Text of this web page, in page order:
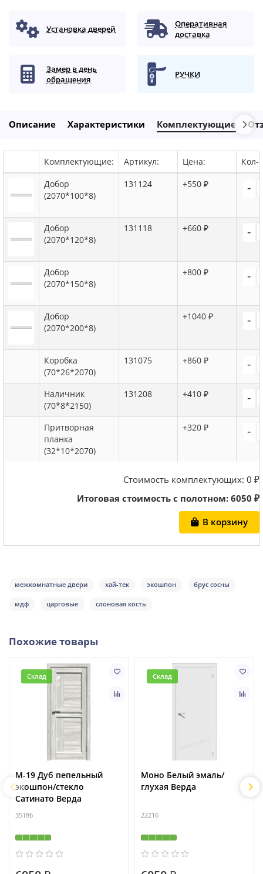
Установка дверей
Оперативная
доставка
Замер в день
обращения
РУЧКИ
Описание Характеристики Комплектующие
Комплектующие: Артикул: Цена:
Кол-
Добор
(2070*100*8)
131124 +550 ₽ -
Добор
(2070*120*8)
131118 +660 ₽ -
Добор
(2070*150*8)
+800 ₽ -
Добор
(2070*200*8)
+1040 ₽ -
Коробка
(70*26*2070)
131075 +860 ₽ -
Наличник
(70*8*2150)
131208 +410 ₽ -
Притворная
планка
(32*10*2070)
+320 ₽ -
Стоимость комплектующих: 0 ₽
Итоговая стоимость с полотном:6050 ₽
В корзину
межкомнатные двери хай-тек экошпон брус сосны
мдф царговые слоновая кость
Похожие товары
Склад
М-19 Дуб пепельный
экошпон/стекло
Сатинато Верда
35186
Склад
Моно Белый эмаль/
глухая Верда
22216